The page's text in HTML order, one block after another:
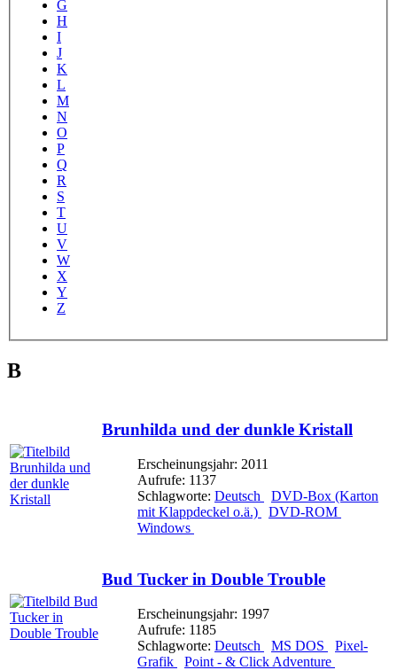
G
H
I
J
K
L
M
N
O
P
Q
R
S
T
U
V
W
X
Y
Z
B
Brunhilda und der dunkle Kristall
Erscheinungsjahr: 2011
Aufrufe: 1137
Schlagworte: Deutsch
DVD-Box (Karton
mit Klappdeckel o.ä.)
DVD-ROM
Windows
Bud Tucker in Double Trouble
Erscheinungsjahr: 1997
Aufrufe: 1185
Schlagworte: Deutsch MS DOS
Pixel-
Grafik
Point - & Click Adventure